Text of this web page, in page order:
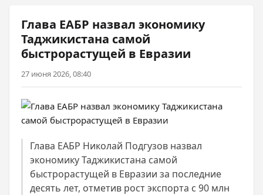
Глава ЕАБР назвал экономику
Таджикистана самой
быстрорастущей в Евразии
27 июня 2026, 08:40
Глава ЕАБР Николай Подгузов назвал
экономику Таджикистана самой
быстрорастущей в Евразии за последние
десять лет, отметив рост экспорта с 90 млн